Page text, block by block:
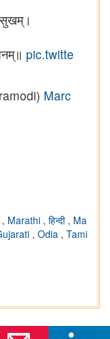
सुखम्।
pic.twitte
Marc
, Marathi , हिन्दी , Ma
, Odia , Tami